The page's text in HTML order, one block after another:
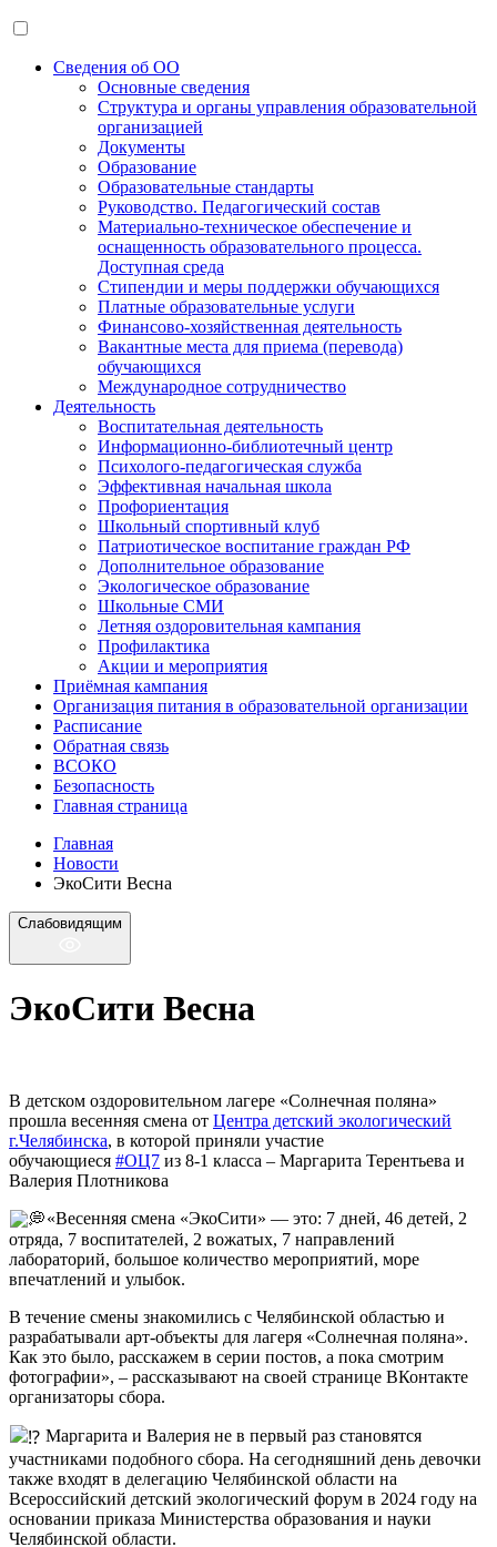
Сведения об ОО
Основные сведения
Структура и органы управления образовательной
организацией
Документы
Образование
Образовательные стандарты
Руководство. Педагогический состав
Материально-техническое обеспечение и
оснащенность образовательного процесса.
Доступная среда
Стипендии и меры поддержки обучающихся
Платные образовательные услуги
Финансово-хозяйственная деятельность
Вакантные места для приема (перевода)
обучающихся
Международное сотрудничество
Деятельность
Воспитательная деятельность
Информационно-библиотечный центр
Психолого-педагогическая служба
Эффективная начальная школа
Профориентация
Школьный спортивный клуб
Патриотическое воспитание граждан РФ
Дополнительное образование
Экологическое образование
Школьные СМИ
Летняя оздоровительная кампания
Профилактика
Акции и мероприятия
Приёмная кампания
Организация питания в образовательной организации
Расписание
Обратная связь
ВСОКО
Безопасность
Главная страница
Главная
Новости
ЭкоСити Весна
Слабовидящим
ЭкоСити Весна
В детском оздоровительном лагере «Солнечная поляна»
прошла весенняя смена от Центра детский экологический
г.Челябинска, в которой приняли участие
обучающиеся #ОЦ7 из 8-1 класса – Маргарита Терентьева и
Валерия Плотникова
«Весенняя смена «ЭкоСити» — это: 7 дней, 46 детей, 2
отряда, 7 воспитателей, 2 вожатых, 7 направлений
лабораторий, большое количество мероприятий, море
впечатлений и улыбок.
В течение смены знакомились с Челябинской областью и
разрабатывали арт-объекты для лагеря «Солнечная поляна».
Как это было, расскажем в серии постов, а пока смотрим
фотографии», – рассказывают на своей странице ВКонтакте
организаторы сбора.
Маргарита и Валерия не в первый раз становятся
участниками подобного сбора. На сегодняшний день девочки
также входят в делегацию Челябинской области на
Всероссийский детский экологический форум в 2024 году на
основании приказа Министерства образования и науки
Челябинской области.